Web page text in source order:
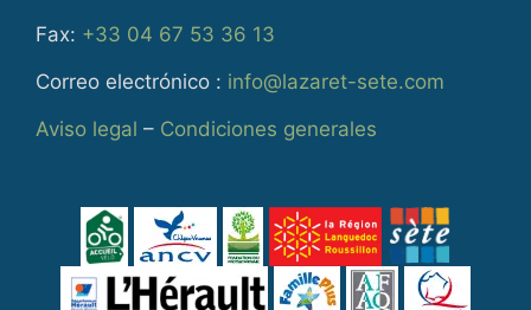
Fax: +33 04 67 53 36 13
Correo electrónico : info@lazaret-sete.com
Aviso legal – Condiciones generales